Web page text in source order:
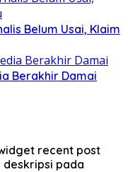
Belum Usai, Klaim
Berakhir Damai
recent post
pada